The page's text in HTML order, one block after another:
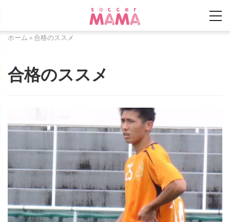
ホーム » 合格のススメ
合格のススメ